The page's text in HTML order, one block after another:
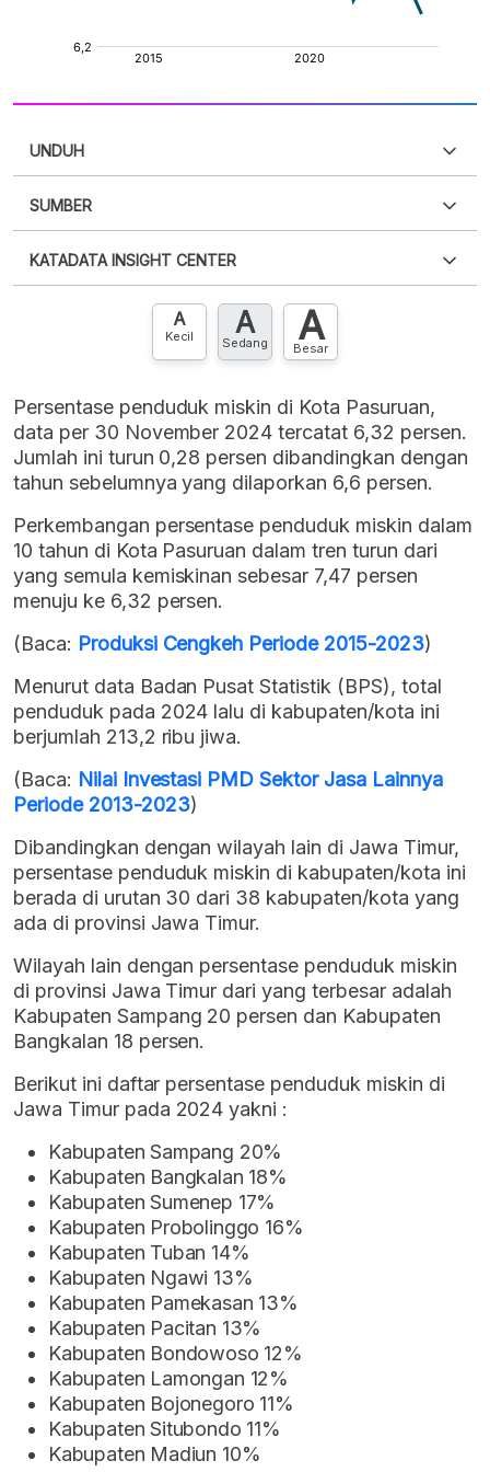
UNDUH
XLS
SUMBER
punya akun?Silakan Daftar sekarang
KATADATA INSIGHT CENTER
Hubungi sekarang »
A
Kecil A
Sedang A
Besar
Persentase penduduk miskin di Kota Pasuruan,
data per 30 November 2024 tercatat 6,32 persen.
Jumlah ini turun 0,28 persen dibandingkan dengan
tahun sebelumnya yang dilaporkan 6,6 persen.
Perkembangan persentase penduduk miskin dalam
10 tahun di Kota Pasuruan dalam tren turun dari
yang semula kemiskinan sebesar 7,47 persen
menuju ke 6,32 persen.
(Baca: Produksi Cengkeh Periode 2015-2023)
Menurut data Badan Pusat Statistik (BPS), total
penduduk pada 2024 lalu di kabupaten/kota ini
berjumlah 213,2 ribu jiwa.
(Baca: Nilai Investasi PMD Sektor Jasa Lainnya
Periode 2013-2023)
Dibandingkan dengan wilayah lain di Jawa Timur,
persentase penduduk miskin di kabupaten/kota ini
berada di urutan 30 dari 38 kabupaten/kota yang
ada di provinsi Jawa Timur.
Wilayah lain dengan persentase penduduk miskin
di provinsi Jawa Timur dari yang terbesar adalah
Kabupaten Sampang 20 persen dan Kabupaten
Bangkalan 18 persen.
Berikut ini daftar persentase penduduk miskin di
Jawa Timur pada 2024 yakni :
Kabupaten Sampang 20%
Kabupaten Bangkalan 18%
Kabupaten Sumenep 17%
Kabupaten Probolinggo 16%
Kabupaten Tuban 14%
Kabupaten Ngawi 13%
Kabupaten Pamekasan 13%
Kabupaten Pacitan 13%
Kabupaten Bondowoso 12%
Kabupaten Lamongan 12%
Kabupaten Bojonegoro 11%
Kabupaten Situbondo 11%
Kabupaten Madiun 10%